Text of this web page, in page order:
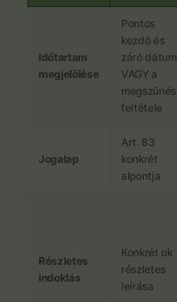
Időtartam
megjelölése
Pontos
kezdő és
záró dátum
VAGY a
megszűnés
feltétele
Jogalap
Art. 83
konkrét
alpontja
Részletes
indoklás
Konkrét ok
részletes
leírása